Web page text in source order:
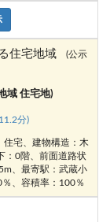
住宅地域
(公示
域 住宅地)
分)
住宅、建物構造：木
：0階、前面道路状
、最寄駅：武蔵小
、容積率：100％